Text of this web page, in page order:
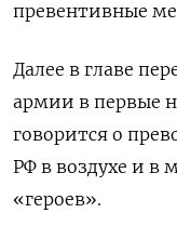
превентивные
Далее в главе
армии в первые
говорится о
РФ в воздухе и в
«героев».